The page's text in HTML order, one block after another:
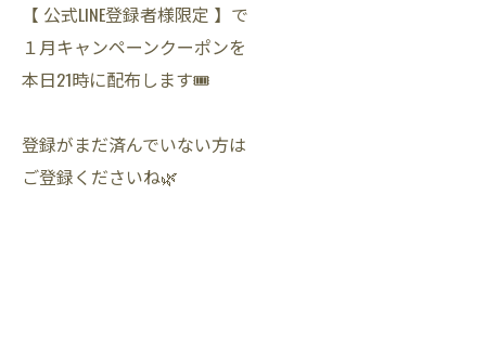
【 公式LINE登録者様限定 】で
１月キャンペーンクーポンを
本日21時に配布します🎟️
登録がまだ済んでいない方は
ご登録くださいね🌿